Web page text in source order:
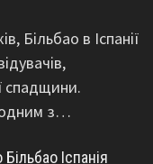
Більбао в Іспанії
спадщини.
одним з…
Іспанія